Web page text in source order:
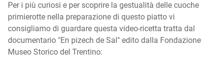
Per i più curiosi e per scoprire la gestualità delle cuoche
primierotte nella preparazione di questo piatto vi
consigliamo di guardare questa video-ricetta tratta dal
documentario "En pizech de Sal" edito dalla Fondazione
Museo Storico del Trentino: